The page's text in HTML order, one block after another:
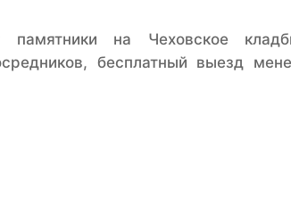
памятники на Чеховское
бесплатный выезд